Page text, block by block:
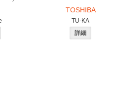
TOSHIBA
TU-KA